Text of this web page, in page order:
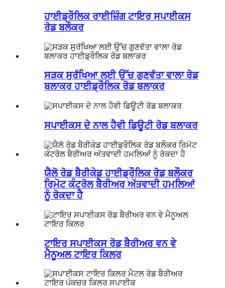
ਹਾਈਡ੍ਰੌਲਿਕ ਰਾਈਜ਼ਿੰਗ ਟਾਇਰ ਸਪਾਈਕਸ
ਰੋਡ ਬਲੌਕਰ
ਸੜਕ ਸੁਰੱਖਿਆ ਲਈ ਉੱਚ ਗੁਣਵੱਤਾ ਵਾਲਾ ਰੋਡ
ਬਲਾਕਰ ਹਾਈਡ੍ਰੌਲਿਕ ਰੋਡ ਬਲਾਕਰ
ਸਪਾਈਕਸ ਦੇ ਨਾਲ ਹੈਵੀ ਡਿਊਟੀ ਰੋਡ ਬਲਾਕਰ
ਯੈਲੋ ਰੋਡ ਬੈਰੀਕੇਡ ਹਾਈਡ੍ਰੌਲਿਕ ਰੋਡ ਬਲੌਕਰ
ਰਿਮੋਟ ਕੰਟਰੋਲ ਬੈਰੀਅਰ ਅੱਤਵਾਦੀ ਹਮਲਿਆਂ
ਨੂੰ ਰੋਕਦਾ ਹੈ
ਟਾਇਰ ਸਪਾਈਕਸ ਰੋਡ ਬੈਰੀਅਰ ਵਨ ਵੇ
ਮੈਨੂਅਲ ਟਾਇਰ ਕਿਲਰ